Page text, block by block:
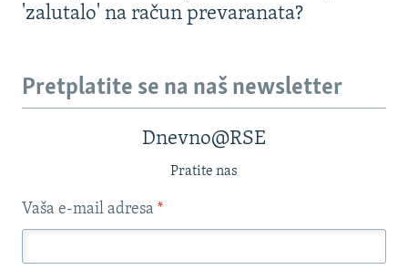
'zalutalo' na račun prevaranata?
Pretplatite se na naš newsletter
Dnevno@RSE
Pratite nas
Vaša e-mail adresa *